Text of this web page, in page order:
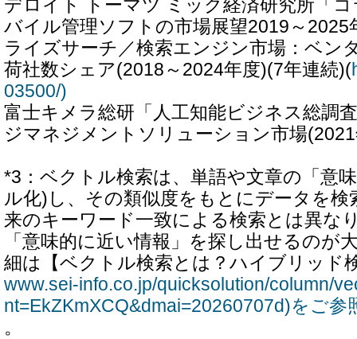
デロイト トーマツ ミック経済研究所「
バイル管理ソフトの市場展望2019～2025
ライズサーチ／検索エンジン市場：ベン
荷社数シェア(2018～2024年度)(7年連続)(
03500/)
富士キメラ総研「人工知能ビジネス総調
ジマネジメントソリューション市場
*3：ベクトル検索は、単語や文章の「意
ル化)し、その類似度をもとにデータを検
来のキーワード一致による検索とは異な
「意味的に近い情報」を探し出せるのが
細は【ベクトル検索とは？ハイブリッド
www.sei-info.co.jp/quicksolution/column/
nt=EkZKmXCQ&dmai=20260707d)をご参
。